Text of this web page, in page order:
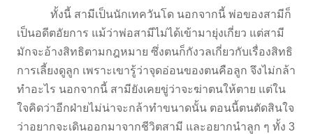
ทั้งนี้ สามีเป็นนักเทควันโด นอกจากนี้ พ่อของสามีก็
เป็นอดีตอัยการ แม้ว่าพ่อสามีไม่ได้เข้ามายุ่งเกี่ยว แต่สามี
มักจะอ้างสิทธิตามกฎหมาย ซึ่งตนก็กังวลเกี่ยวกับเรื่องสิทธิ
การเลี้ยงดูลูก เพราะเขารู้ว่าจุดอ่อนของตนคือลูก จึงไม่กล้า
ทำอะไร นอกจากนี้ สามียังเคยขู่ว่าจะฆ่าตนให้ตาย แต่ใน
ใจคิดว่าอีกฝ่ายไม่น่าจะกล้าทำขนาดนั้น ตอนนี้ตนตัดสินใจ
ว่าอยากจะเดินออกมาจากชีวิตสามี และอยากนำลูก ๆ ทั้ง 3